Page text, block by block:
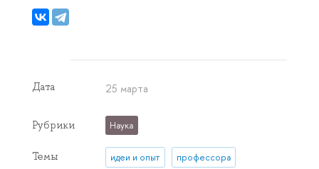
Дата 25 марта
Рубрики Наука
Темы идеи и опыт профессора